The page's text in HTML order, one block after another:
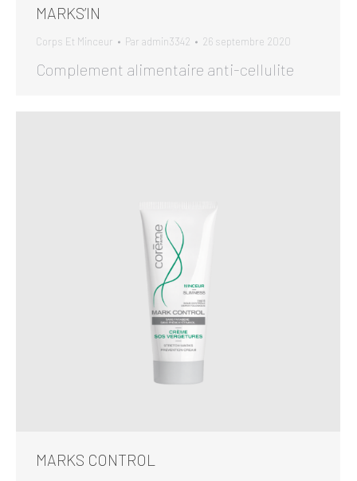
MARKS’IN
Corps Et Minceur Par admin3342 26 septembre 2020
Complement alimentaire anti-cellulite
MARKS CONTROL